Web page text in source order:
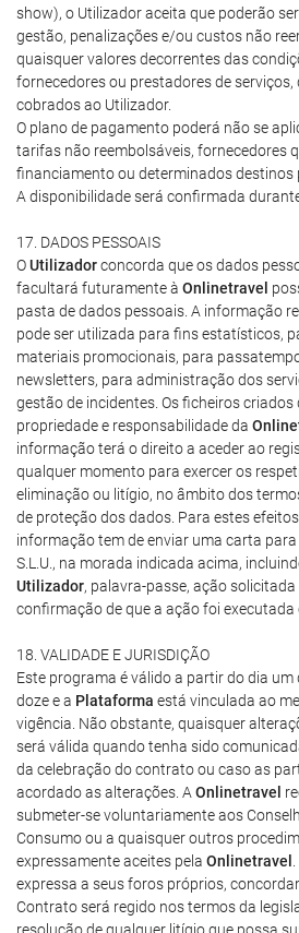
show), o Utilizador aceita que poderão
gestão, penalizações e/ou custos não
quaisquer valores decorrentes das
fornecedores ou prestadores de serviços,
cobrados ao Utilizador.
O plano de pagamento poderá não se
tarifas não reembolsáveis, fornecedores
financiamento ou determinados destinos
A disponibilidade será confirmada
17. DADOS PESSOAIS
OUtilizadorconcorda que os dados
facultará futuramente à Onlinetravel
pasta de dados pessoais. A informação
pode ser utilizada para fins estatísticos,
materiais promocionais, para
newsletters, para administração dos
gestão de incidentes. Os ficheiros
propriedade e responsabilidade da
informação terá o direito a aceder ao
qualquer momento para exercer os
eliminação ou litígio, no âmbito dos
de proteção dos dados. Para estes
informação tem de enviar uma carta para
S.L.U., na morada indicada acima,
Utilizador, palavra-passe, ação
confirmação de que a ação foi
18. VALIDADE E JURISDIÇÃO
Este programa é válido a partir do dia um
doze e a Plataforma está vinculada ao
vigência. Não obstante, quaisquer
será válida quando tenha sido
da celebração do contrato ou caso as
acordado as alterações. A Onlinetravel
submeter-se voluntariamente aos
Consumo ou a quaisquer outros
expressamente aceites pela Onlinetravel
expressa a seus foros próprios,
Contrato será regido nos termos da